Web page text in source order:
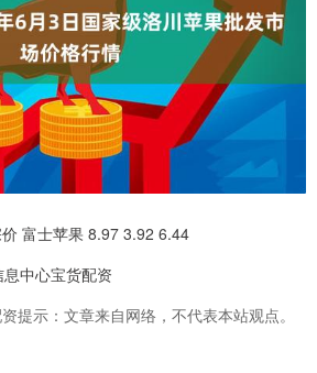
富士苹果 8.97 3.92 6.44
中心宝货配资
提示：文章来自网络，不代表本站观点。